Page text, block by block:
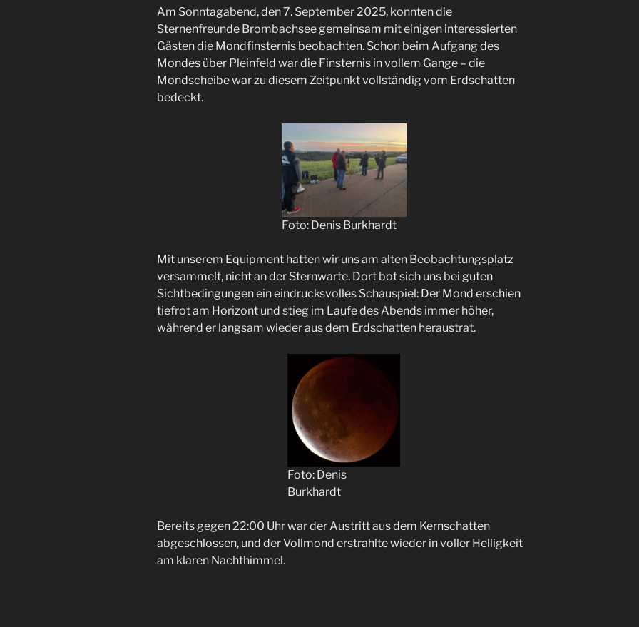
Am Sonntagabend, den 7. September 2025, konnten die
Sternenfreunde Brombachsee gemeinsam mit einigen interessierten
Gästen die Mondfinsternis beobachten. Schon beim Aufgang des
Mondes über Pleinfeld war die Finsternis in vollem Gange – die
Mondscheibe war zu diesem Zeitpunkt vollständig vom Erdschatten
bedeckt.
Foto: Denis Burkhardt
Mit unserem Equipment hatten wir uns am alten Beobachtungsplatz
versammelt, nicht an der Sternwarte. Dort bot sich uns bei guten
Sichtbedingungen ein eindrucksvolles Schauspiel: Der Mond erschien
tiefrot am Horizont und stieg im Laufe des Abends immer höher,
während er langsam wieder aus dem Erdschatten heraustrat.
Foto: Denis
Burkhardt
Bereits gegen 22:00 Uhr war der Austritt aus dem Kernschatten
abgeschlossen, und der Vollmond erstrahlte wieder in voller Helligkeit
am klaren Nachthimmel.